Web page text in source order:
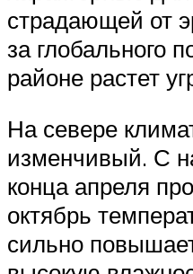
страдающей от
за глобального
районе растет
На севере
изменчивый. С
конца апреля
октябрь
сильно